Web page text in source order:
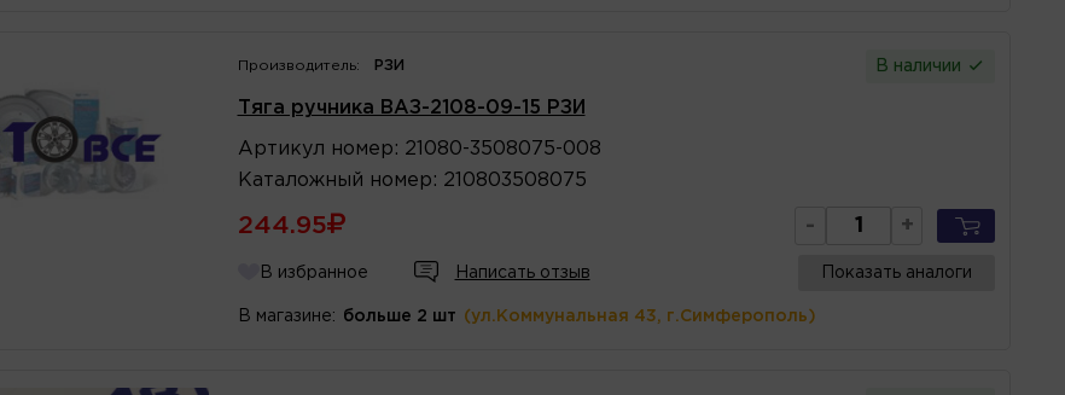
Производитель: РЗИ В наличии
Тяга ручника ВАЗ-2108-09-15 РЗИ
Артикул номер : 21080-3508075-008
Каталожный номер : 210803508075
244.95 - +
В избранное Написать отзыв Показать аналоги
В магазине: больше 2 шт (ул.Коммунальная 43, г.Симферополь)